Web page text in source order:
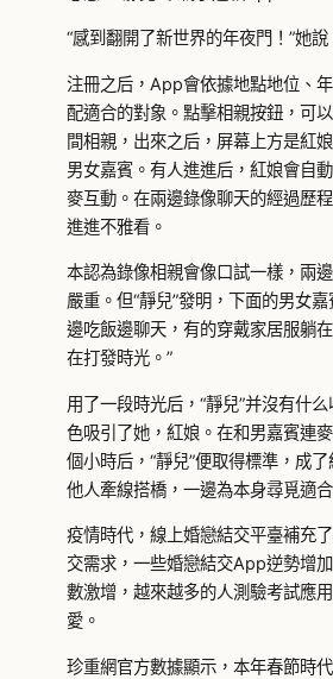
“感到翻開了新世界的年夜門！”她說
注冊之后，App會依據地點地位、
配適合的對象。點擊相親按鈕，可
間相親，出來之后，屏幕上方是紅
男女嘉賓。有人進進后，紅娘會自
麥互動。在兩邊錄像聊天的經過歷
進進不雅看。
本認為錄像相親會像口試一樣，兩
嚴重。但“靜兒”發明，下面的男女
邊吃飯邊聊天，有的穿戴家居服躺
在打發時光。”
用了一段時光后，“靜兒”并沒有什
色吸引了她，紅娘。在和男嘉賓連
個小時后，“靜兒”便取得標準，成
他人牽線搭橋，一邊為本身尋覓適
疫情時代，線上婚戀結交平臺補充
交需求，一些婚戀結交App逆勢增
數激增，越來越多的人測驗考試應
愛。
珍重網官方數據顯示，本年春節時